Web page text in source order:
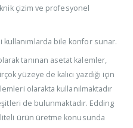
çizim ve profesyonel
bile konfor sunar.
tanınan asetat kalemler,
yüzeye de kalıcı yazdığı için
olarakta kullanılmaktadır
de bulunmaktadır. Edding
ürün üretme konusunda